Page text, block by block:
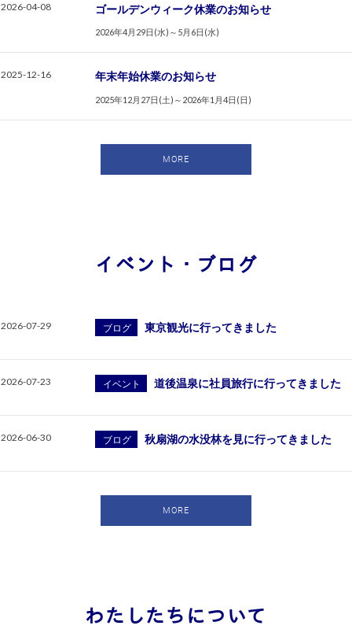
2026-04-08 ゴールデンウィーク休業のお知らせ
2026年4月29日(水)～5月6日(水)
2025-12-16 年末年始休業のお知らせ
2025年12月27日(土)～2026年1月4日(日)
MORE
イベント・ブログ
2026-07-29 ブログ 東京観光に行ってきました
2026-07-23 イベント 道後温泉に社員旅行に行ってきました
2026-06-30 ブログ 秋扇湖の水没林を見に行ってきました
MORE
わたしたちについて